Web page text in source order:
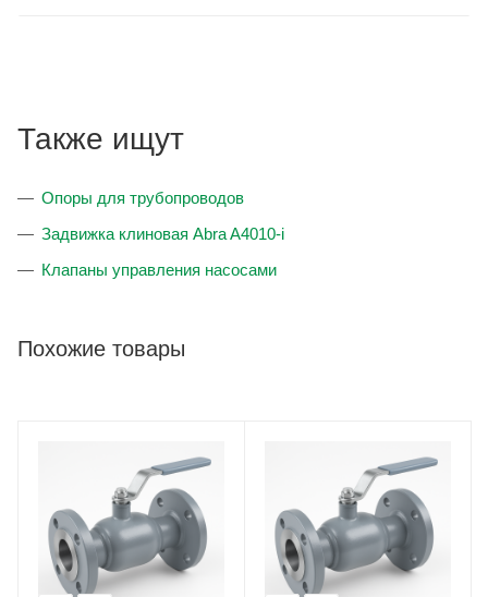
коррозии гарантирует безопасную эксплуатацию
Основное управление нержавеющих шаровых кранов
Vexve механическое, но некоторые серии больших
передачей.
выполняется как на объекте заказчика, так и на заводе.
Также ищут
Опоры для трубопроводов
Задвижка клиновая Abra A4010-i
Клапаны управления насосами
Похожие товары